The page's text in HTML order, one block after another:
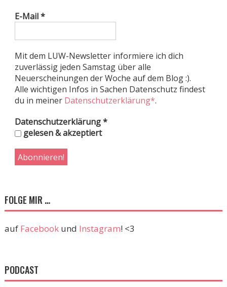
E-Mail*
Mit dem LUW-Newsletter informiere ich dich
zuverlässig jeden Samstag über alle
Neuerscheinungen der Woche auf dem Blog :).
Alle wichtigen Infos in Sachen Datenschutz findest
du in meiner Datenschutzerklärung*.
Datenschutzerklärung*
gelesen & akzeptiert
FOLGE MIR …
auf Facebookund Instagram! <3
PODCAST